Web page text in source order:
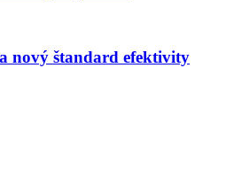
nový štandard efektivity